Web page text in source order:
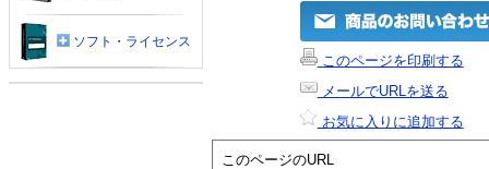
このページを印刷する
メールでURLを送る
お気に入りに追加する
このページのURL
ソフト・ライセンス